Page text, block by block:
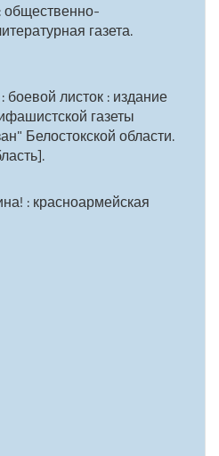
общественно-
газета.
боевой листок : издание
газеты
Белостокской области.
: красноармейская